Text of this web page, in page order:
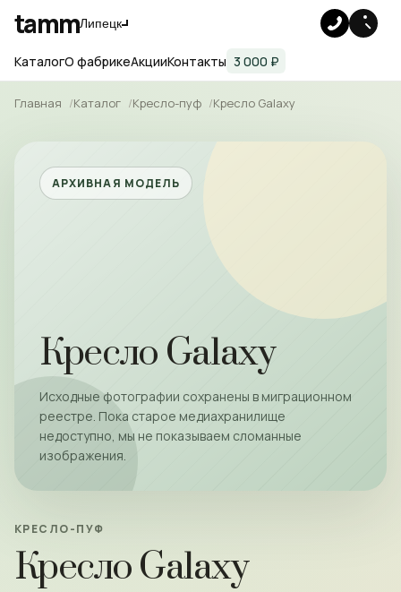
tammЛипецк
КаталогО фабрикеАкцииКонтакты 3 000 ₽
Главная Каталог Кресло-пуф Кресло Galaxy
АРХИВНАЯ МОДЕЛЬ
Кресло Galaxy
Исходные фотографии сохранены в миграционном
реестре. Пока старое медиахранилище
недоступно, мы не показываем сломанные
изображения.
КРЕСЛО-ПУФ
Кресло Galaxy